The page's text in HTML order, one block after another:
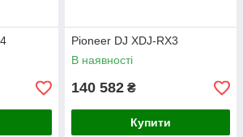
Pioneer DJ XDJ-RX3
В наявності
140 582 ₴
Купити